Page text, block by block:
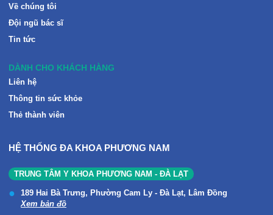
Về chúng tôi
Đội ngũ bác sĩ
Tin tức
DÀNH CHO KHÁCH HÀNG
Liên hệ
Thông tin sức khỏe
Thẻ thành viên
HỆ THỐNG ĐA KHOA PHƯƠNG NAM
TRUNG TÂM Y KHOA PHƯƠNG NAM - ĐÀ LẠT
189 Hai Bà Trưng, Phường Cam Ly - Đà Lạt, Lâm Đồng
Xem bản đồ